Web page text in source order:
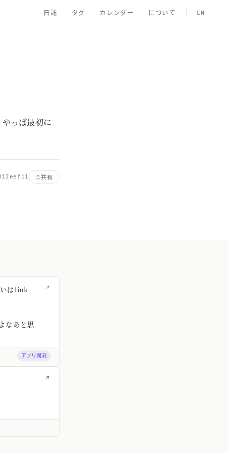
日誌 タグ カレンダー について EN
っぱ最初に
共有
↗
いはlink
なあと思
アプリ開発
↗